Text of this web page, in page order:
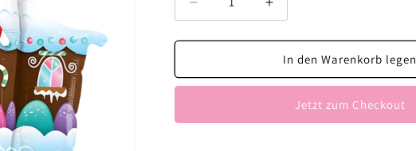
Verringere
die
Menge
Lebkuchenhaus
Erhöhe
die
Menge
für
Lebkuchenhaus
In den Warenkorb legen
Jetzt zum Checkout